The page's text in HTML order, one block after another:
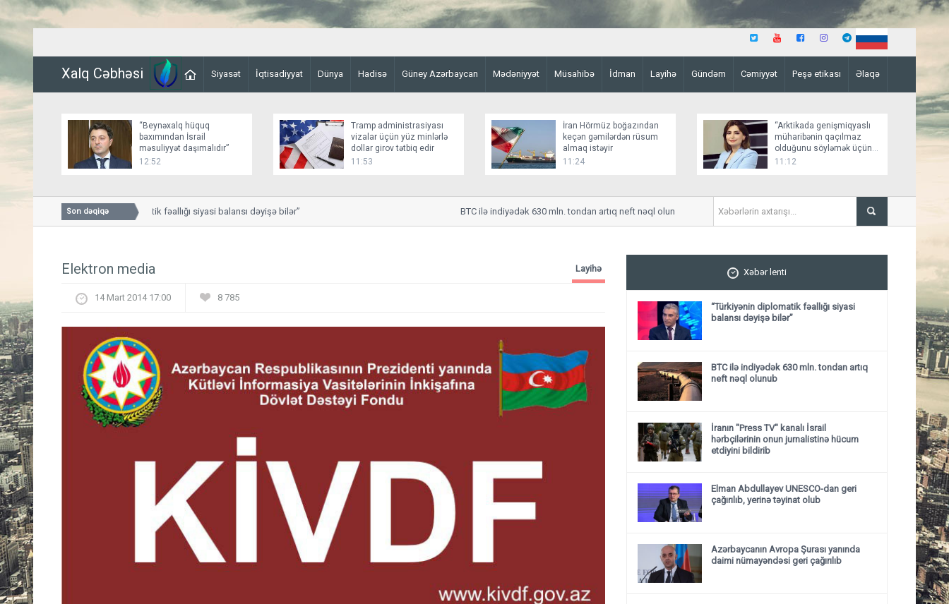
Xalq Cəbhəsi Siyasət İqtisadiyyat Dünya Hadisə Güney Azərbaycan Mədəniyyət Müsahibə İdman Layihə Gündəm Cəmiyyət Peşə etikası Əlaqə
“Beynəxalq hüquq
baxımından İsrail
məsuliyyət daşımalıdır”
12:52
Tramp administrasiyası
vizalar üçün yüz minlərlə
dollar girov tətbiq edir
11:53
İran Hörmüz boğazından
keçən gəmilərdən rüsum
almaq istəyir
11:24
“Arktikada genişmiqyaslı
müharibənin qaçılmaz
olduğunu söyləmək üçün
əsaslı faktlar yoxdur”
11:12
Son dəqiqə
“Türkiyənin diplomatik fəallığı siyasi balansı dəyişə bilər” BTC ilə indiyədək 630 mln. tondan artıq neft nəql olunub İranın "Press TV" kanalı
Elektron media Layihə
14 Mart 2014 17:00 8 785
Xəbər lenti
“Türkiyənin diplomatik fəallığı siyasi
balansı dəyişə bilər”
BTC ilə indiyədək 630 mln. tondan artıq
neft nəql olunub
İranın "Press TV" kanalı İsrail
hərbçilərinin onun jurnalistinə hücum
etdiyini bildirib
Elman Abdullayev UNESCO-dan geri
çağırılıb, yerinə təyinat olub
Azərbaycanın Avropa Şurası yanında
daimi nümayəndəsi geri çağırılıb